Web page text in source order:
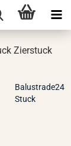
Zier­stuck
Balustrade24
Stuck